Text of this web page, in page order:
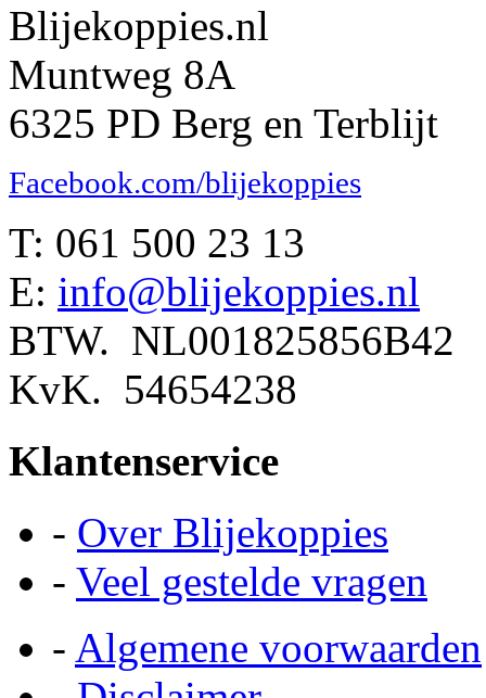
Blijekoppies.nl
Muntweg 8A
6325 PD Berg en Terblijt
Facebook.com/blijekoppies
T: 061 500 23 13
E: info@blijekoppies.nl
BTW. NL001825856B42
KvK. 54654238
Klantenservice
- Over Blijekoppies
- Veel gestelde vragen
- Algemene voorwaarden